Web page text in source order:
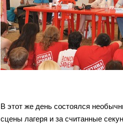
В этот же день состоялся
сцены лагеря и за считанные